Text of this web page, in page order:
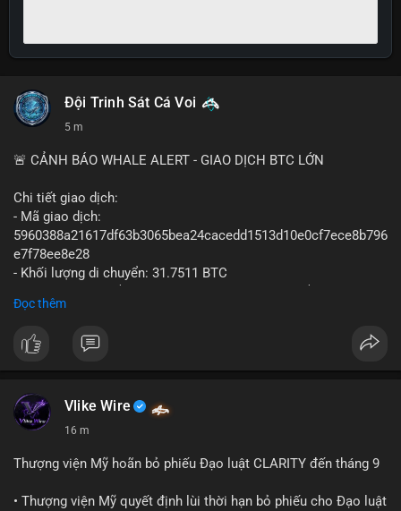
Đội Trinh Sát Cá Voi
5 m
🚨 CẢNH BÁO WHALE ALERT - GIAO DỊCH BTC LỚN
Chi tiết giao dịch:
- Mã giao dịch:
5960388a21617df63b3065bea24cacedd1513d10e0cf7ece8b796
e7f78ee8e28
- Khối lượng di chuyển: 31.7511 BTC
USD)
Đọc thêm
Vlike Wire
16 m
Thượng viện Mỹ hoãn bỏ phiếu Đạo luật CLARITY đến tháng 9
• Thượng viện Mỹ quyết định lùi thời hạn bỏ phiếu cho Đạo luật